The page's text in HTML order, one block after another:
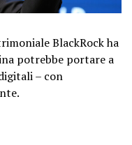
BlackRock ha
potrebbe portare a
– con